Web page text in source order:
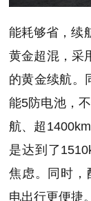
能耗够省，续
黄金超混，采
的黄金续航。
能5防电池，
航、超
是达到了
焦虑。同时，
电出行更便捷。